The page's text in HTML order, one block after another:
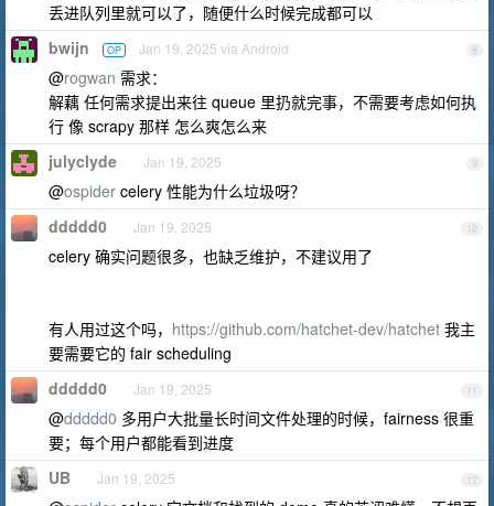
丢进队列里就可以了，随便什么时候完成都可以
8
bwijn OP Jan 19, 2025 via Android
@rogwan 需求：
解藕 任何需求提出来往 queue 里扔就完事，不需要考虑如何执
行 像 scrapy 那样 怎么爽怎么来
9
julyclyde Jan 19, 2025
@ospider celery 性能为什么垃圾呀？
10
ddddd0 Jan 19, 2025
celery 确实问题很多，也缺乏维护，不建议用了
有人用过这个吗， https://github.com/hatchet-dev/hatchet 我主
要需要它的 fair scheduling
11
ddddd0 Jan 19, 2025
@ddddd0 多用户大批量长时间文件处理的时候，fairness 很重
要；每个用户都能看到进度
12
UB Jan 19, 2025